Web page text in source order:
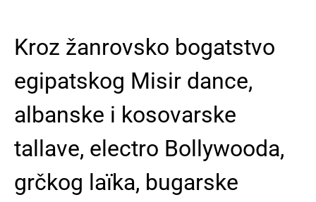
Kroz žanrovsko bogatstvo
egipatskog Misir dance,
albanske i kosovarske
tallave, electro Bollywooda,
grčkog laïka, bugarske